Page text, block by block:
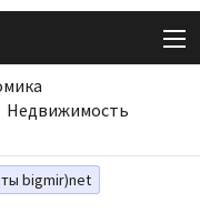
Недвижимость
bigmir)net